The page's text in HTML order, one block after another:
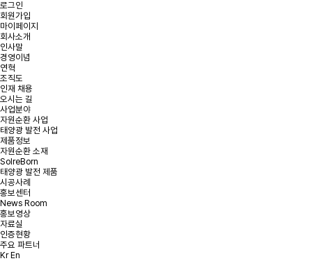
로그인
회원가입
마이페이지
회사소개
인사말
경영이념
연혁
조직도
인재 채용
오시는 길
사업분야
자원순환 사업
태양광 발전 사업
제품정보
자원순환 소재
SolreBorn
태양광 발전 제품
시공사례
홍보센터
News Room
홍보영상
자료실
인증현황
주요 파트너
Kr En
온라인 문의
문의사항을 남겨주시면 빠른 시일내에 연락을 드리겠습니다.
태양광 발전 및
리파워링 문의
*